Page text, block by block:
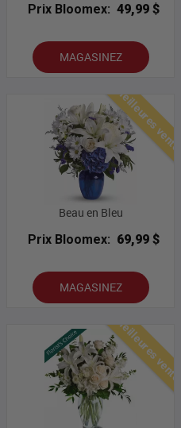
Prix Bloomex: 49,99 $
MAGASINEZ
Meilleures
Beau en Bleu
Prix Bloomex: 69,99 $
MAGASINEZ
Meilleures